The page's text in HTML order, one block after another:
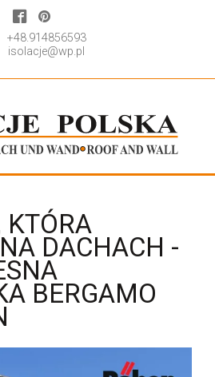
isolacje@wp.pl
KTÓRA
DACHACH -
BERGAMO